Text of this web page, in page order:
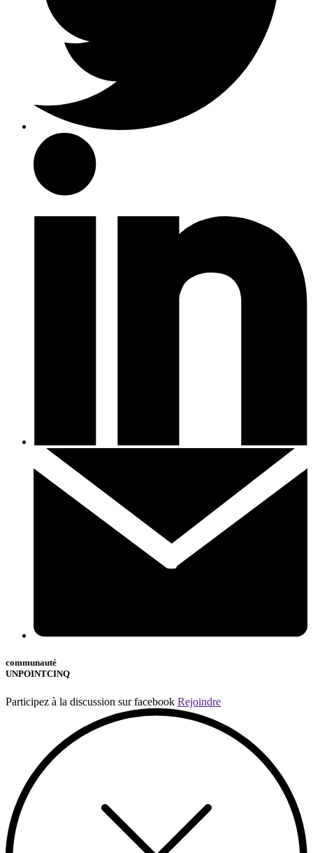
communauté
UNPOINTCINQ
Participez à la discussion sur facebook Rejoindre